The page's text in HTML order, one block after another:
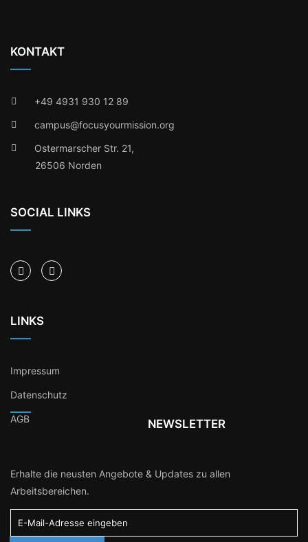
KONTAKT
+49 4931 930 12 89
campus@focusyourmission.org
Ostermarscher Str. 21,
26506 Norden
SOCIAL LINKS
LINKS
Impressum
Datenschutz
AGB NEWSLETTER
Erhalte die neusten Angebote & Updates zu allen
Arbeitsbereichen.